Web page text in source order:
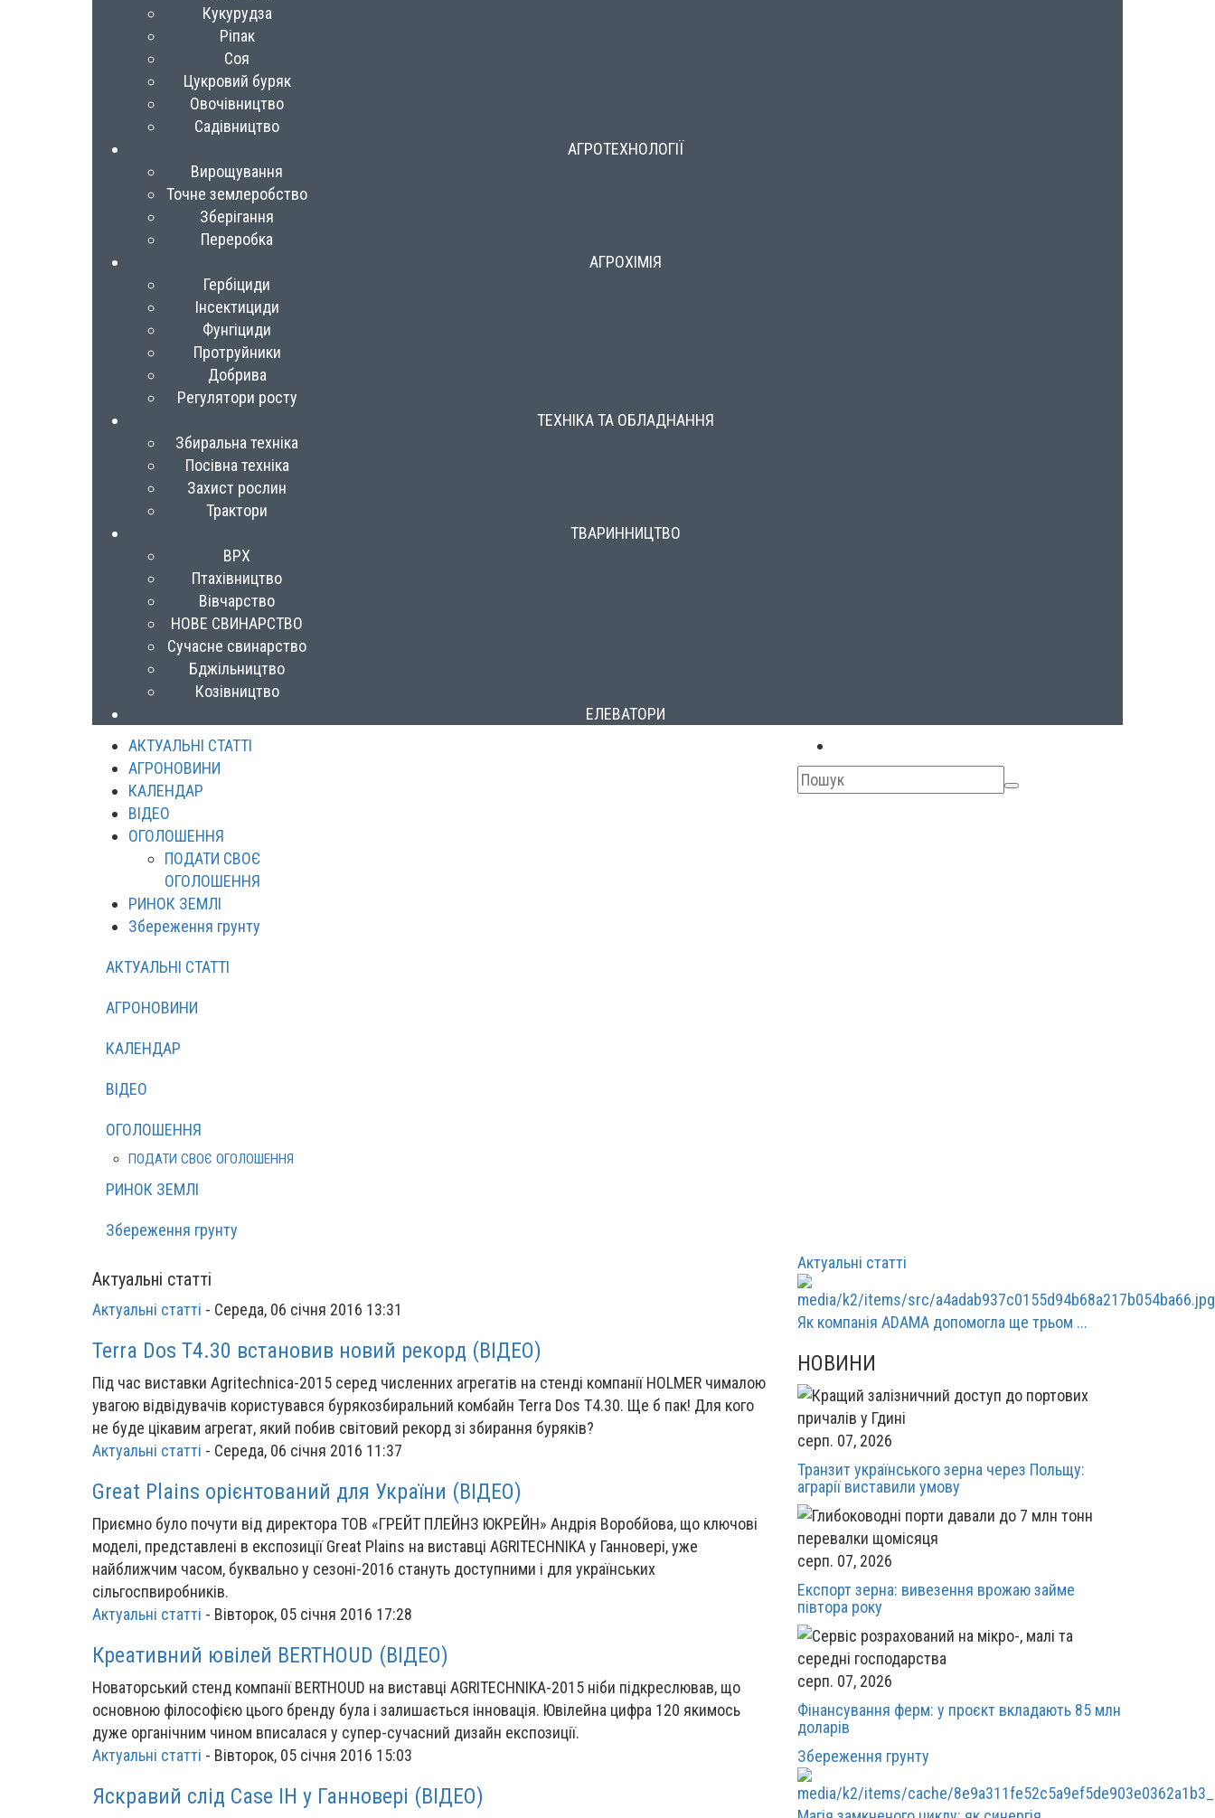
Кукурудза
Ріпак
Соя
Цукровий буряк
Овочівництво
Садівництво
АГРОТЕХНОЛОГІЇ
Вирощування
Точне землеробство
Зберігання
Переробка
АГРОХІМІЯ
Гербіциди
Інсектициди
Фунгіциди
Протруйники
Добрива
Регулятори росту
ТЕХНІКА ТА ОБЛАДНАННЯ
Збиральна техніка
Посівна техніка
Захист рослин
Трактори
ТВАРИННИЦТВО
ВРХ
Птахівництво
Вівчарство
НОВЕ СВИНАРСТВО
Сучасне свинарство
Бджільництво
Козівництво
ЕЛЕВАТОРИ
АКТУАЛЬНІ СТАТТІ
АГРОНОВИНИ
КАЛЕНДАР
ВІДЕО
ОГОЛОШЕННЯ
ПОДАТИ СВОЄ
ОГОЛОШЕННЯ
РИНОК ЗЕМЛІ
Збереження грунту
АКТУАЛЬНІ СТАТТІ
АГРОНОВИНИ
КАЛЕНДАР
ВІДЕО
ОГОЛОШЕННЯ
ПОДАТИ СВОЄ ОГОЛОШЕННЯ
РИНОК ЗЕМЛІ
Збереження грунту
Актуальні статті
Актуальні статті - Середа, 06 січня 2016 13:31
Terra Dos T4.30 встановив новий рекорд (ВІДЕО)
Під час виставки Agritechnica-2015 серед численних агрегатів на стенді компанії HOLMER чималою
увагою відвідувачів користувався бурякозбиральний комбайн Terra Dos T4.30. Ще б пак! Для кого
не буде цікавим агрегат, який побив світовий рекорд зі збирання буряків?
Актуальні статті - Середа, 06 січня 2016 11:37
Great Plains орієнтований для України (ВІДЕО)
Приємно було почути від директора ТОВ «ГРЕЙТ ПЛЕЙНЗ ЮКРЕЙН» Андрія Воробйова, що ключові
моделі, представлені в експозиції Great Plains на виставці AGRITECHNIKA у Ганновері, уже
найближчим часом, буквально у сезоні-2016 стануть доступними і для українських
сільгоспвиробників.
Актуальні статті - Вівторок, 05 січня 2016 17:28
Креативний ювілей BERTHOUD (ВІДЕО)
Новаторський стенд компанії BERTHOUD на виставці AGRITECHNIKA-2015 ніби підкреслював, що
основною філософією цього бренду була і залишається інновація. Ювілейна цифра 120 якимось
дуже органічним чином вписалася у супер-сучасний дизайн експозиції.
Актуальні статті - Вівторок, 05 січня 2016 15:03
Яскравий слід Case IH у Ганновері (ВІДЕО)
Актуальні статті
Як компанія ADAMA допомогла ще трьом ...
НОВИНИ
серп. 07, 2026
Транзит українського зерна через Польщу:
аграрії виставили умову
серп. 07, 2026
Експорт зерна: вивезення врожаю займе
півтора року
серп. 07, 2026
Фінансування ферм: у проєкт вкладають 85 млн
доларів
Збереження грунту